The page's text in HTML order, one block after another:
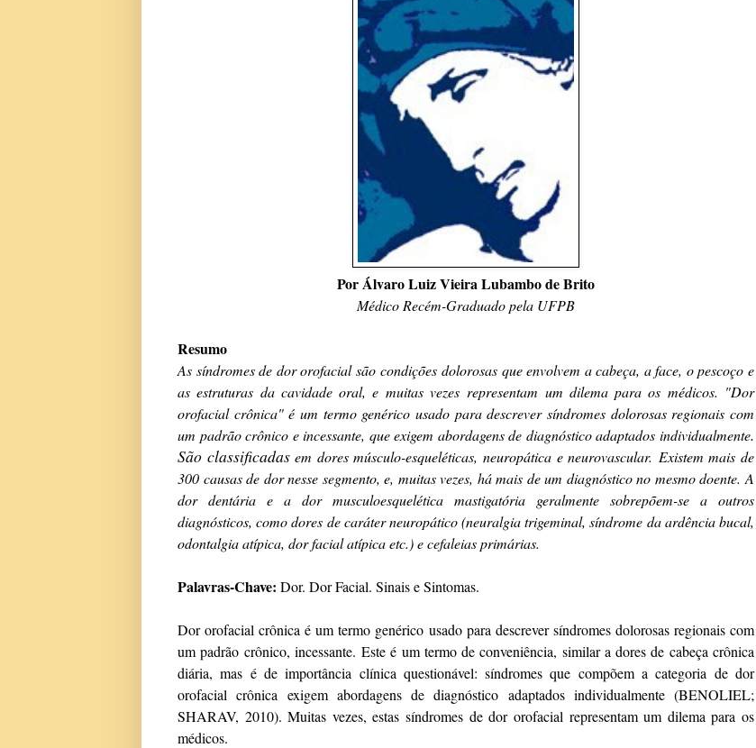
Por Álvaro Luiz Vieira Lubambo de Brito
Médico Recém-Graduado pela UFPB
Resumo
As síndromes de dor orofacial sãocondições dolorosas que envolvem a cabeça, a face, o pescoço e
as estruturas da cavidade oral, e muitas vezes representam um dilema para os médicos. "Dor
orofacial crônica" é um termo genérico usado para descrever síndromes dolorosas regionais com
um padrão crônico e incessante, queexigem abordagens de diagnóstico adaptados individualmente.
São classificadas em dores músculo-esqueléticas, neuropática e neurovascular. Existem mais de
300 causas de dor nesse segmento, e, muitas vezes, há mais de um diagnóstico no mesmo doente. A
dor dentária e a dor musculoesquelética mastigatória geralmente sobrepõem-se a outros
diagnósticos, como dores de caráter neuropático (neuralgia trigeminal, síndrome da ardência bucal,
odontalgia atípica, dor facial atípica etc.) e cefaleias primárias.
Palavras-Chave: Dor. Dor Facial. Sinais e Sintomas.
Dor orofacial crônica é um termo genérico usado para descrever síndromes dolorosas regionais com
um padrão crônico, incessante. Este é um termo de conveniência, similar a dores de cabeça crônica
diária, mas é de importância clínica questionável: síndromes que compõem a categoria de dor
orofacial crônica exigem abordagens de diagnóstico adaptados individualmente (BENOLIEL;
SHARAV, 2010). Muitas vezes, estas síndromes de dor orofacial representam um dilema para os
médicos.